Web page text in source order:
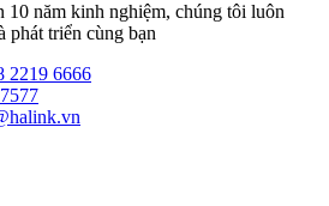
năm kinh nghiệm, chúng tôi luôn
phát triển cùng bạn
2219 6666